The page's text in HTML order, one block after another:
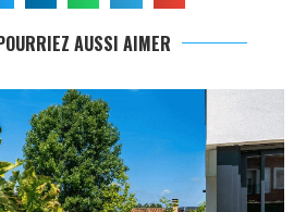
AUSSI AIMER